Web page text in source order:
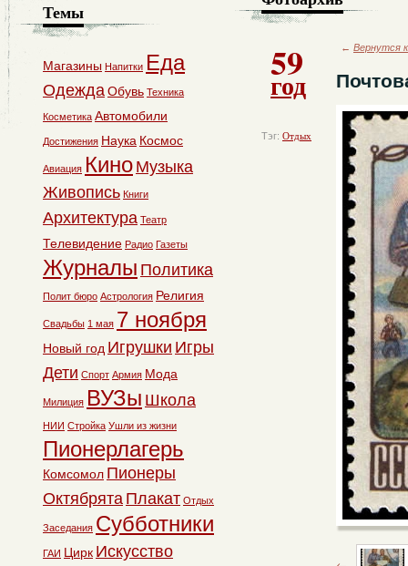
59
год
Тэг: Отдых
← Вернутся
Темы
Магазины Напитки Еда
ОдеждаОбувь Техника
Косметика Автомобили
Достижения Наука Космос
Авиация Кино Музыка
Живопись Книги
Архитектура Театр
Телевидение Радио Газеты
Журналы Политика
Полит бюро Астрология Религия
Свадьбы 1 мая 7 ноября
Новый год Игрушки Игры
Дети Спорт Армия Мода
Милиция ВУЗы Школа
НИИ Стройка Ушли из жизни
Пионерлагерь
Комсомол Пионеры
Октябрята Плакат Отдых
Заседания Субботники
ГАИ Цирк Искусство